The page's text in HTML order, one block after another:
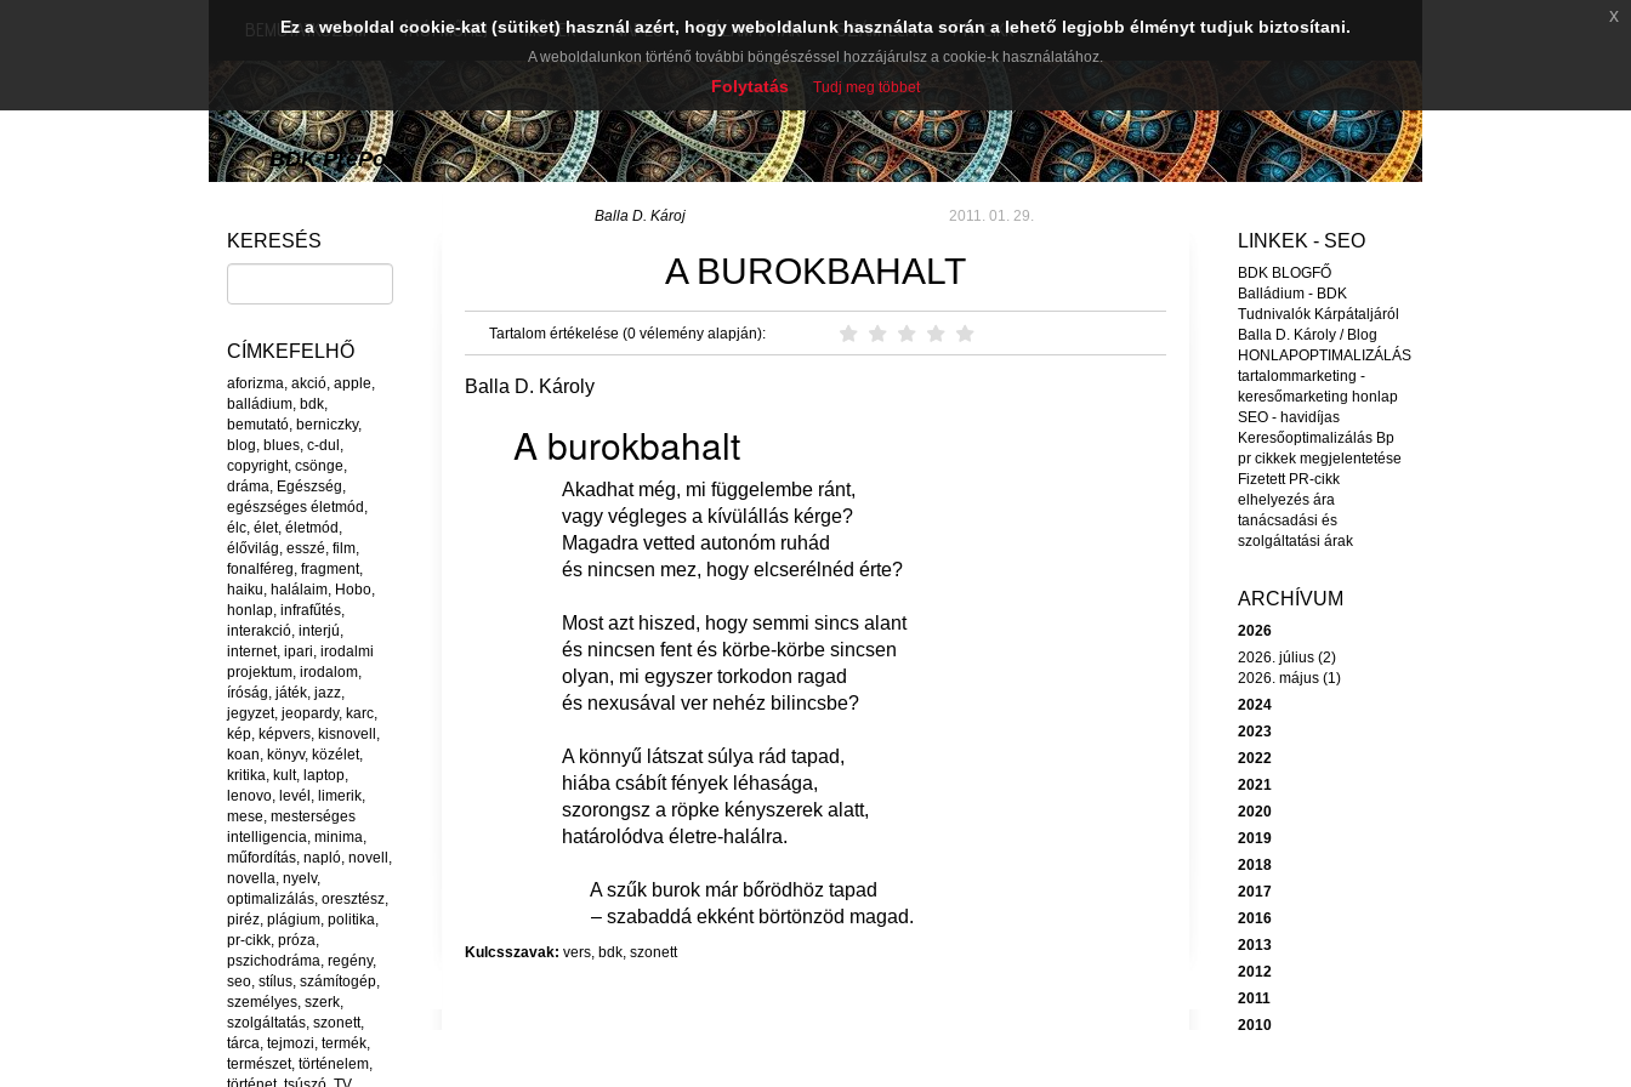
BEMUTATKOZOM ÍRÓI MŰHEJ MŰVEK NAPLÓ RÓLAM ÍRTÁK SZÁMTECH PR-CIKK
BDK PréPost
Balla D. Károj 2011. 01. 29.
A BUROKBAHALT
Tartalom értékelése (0 vélemény alapján):
Balla D. Károly
A burokbahalt
Akadhat még, mi függelembe ránt,
vagy végleges a kívülállás kérge?
Magadra vetted autonóm ruhád
és nincsen mez, hogy elcserélnéd érte?
Most azt hiszed, hogy semmi sincs alant
és nincsen fent és körbe-körbe sincsen
olyan, mi egyszer torkodon ragad
és nexusával ver nehéz bilincsbe?
A könnyű látszat súlya rád tapad,
hiába csábít fények léhasága,
szorongsz a röpke kényszerek alatt,
határolódva életre-halálra.
A szűk burok már bőrödhöz tapad
– szabaddá ekként börtönzöd magad.
Kulcsszavak: vers, bdk, szonett
KERESÉS
CÍMKEFELHŐ
aforizma, akció, apple,
balládium, bdk,
bemutató, berniczky,
blog, blues, c-dul ,
copyright, csönge,
dráma, Egészség,
egészséges életmód ,
élc, élet, életmód ,
élővilág, esszé, film,
fonalféreg, fragment,
haiku, halálaim, Hobo,
honlap, infrafűtés,
interakció, interjú,
internet, ipari, irodalmi
projektum, irodalom,
íróság, játék, jazz,
jegyzet, jeopardy, karc,
kép, képvers, kisnovell ,
koan, könyv, közélet,
kritika, kult, laptop,
lenovo, levél , limerik,
mese, mesterséges
intelligencia, minima,
műfordítás, napló, novell ,
novella, nyelv,
optimalizálás, oresztész,
piréz, plágium, politika,
pr-cikk, próza,
pszichodráma, regény,
seo, stílus, számítogép,
személyes, szerk,
szolgáltatás, szonett,
tárca, tejmozi, termék,
természet, történelem,
LINKEK - SEO
BDK BLOGFŐ
Balládium - BDK
Tudnivalók Kárpátaljáról
Balla D. Károly / Blog
HONLAPOPTIMALIZÁLÁS
tartalommarketing -
keresőmarketing honlap
SEO - havidíjas
Keresőoptimalizálás Bp
pr cikkek megjelentetése
Fizetett PR-cikk
elhelyezés ára
tanácsadási és
szolgáltatási árak
ARCHÍVUM
2026
2026. július (2)
2026. május (1)
2024
2023
2022
2021
2020
2019
2018
2017
2016
2013
2012
2011
2010
Ez a weboldal cookie-kat (sütiket) használ azért, hogy weboldalunk használata során a lehető legjobb élményt tudjuk biztosítani.
A weboldalunkon történő további böngészéssel hozzájárulsz a cookie-k használatához.
Folytatás Tudj meg többet
x